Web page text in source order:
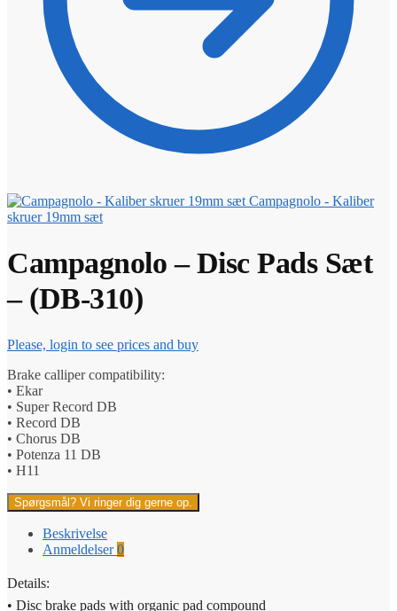
Campagnolo - Kaliber
skruer 19mm sæt
Campagnolo – Disc Pads Sæt
– (DB-310)
Please, login to see prices and buy
Brake calliper compatibility:
• Ekar
• Super Record DB
• Record DB
• Chorus DB
• Potenza 11 DB
• H11
Spørgsmål? Vi ringer dig gerne op.
Beskrivelse
Anmeldelser0
Details:
• Disc brake pads with organic pad compound